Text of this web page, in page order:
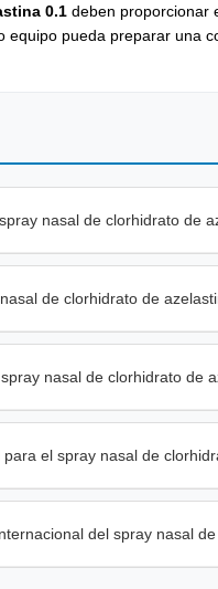
0.1 deben proporcionar
pueda preparar una
nasal de clorhidrato de
de clorhidrato de
nasal de clorhidrato de
el spray nasal de
del spray nasal